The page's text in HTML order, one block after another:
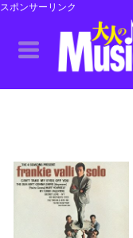
スポンサーリンク